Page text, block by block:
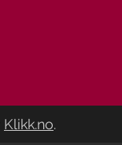
Klikk.no.